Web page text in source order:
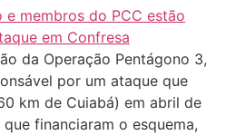
da Operação Pentágono 3,
por um ataque que
km de Cuiabá) em abril de
financiaram o esquema,